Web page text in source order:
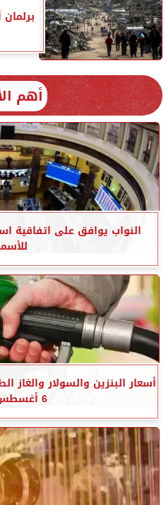
أهم
النواب يوافق على اتفاقية
أسعار البنزين والسولار
6 أغسطس 2026